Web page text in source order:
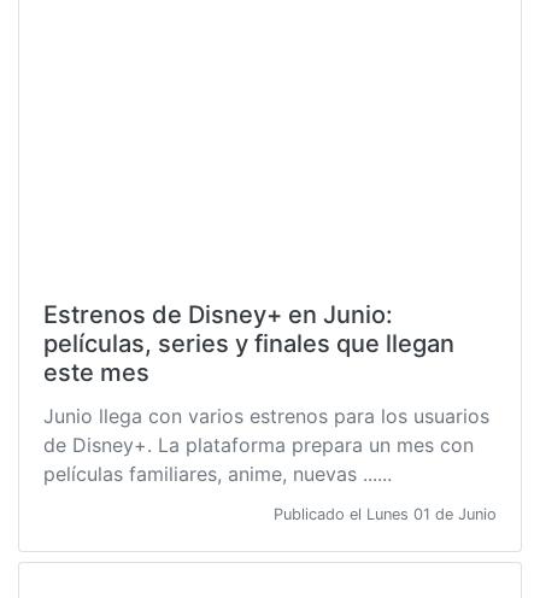
Estrenos de Disney+ en Junio:
películas, series y finales que llegan
este mes
Junio llega con varios estrenos para los usuarios
de Disney+. La plataforma prepara un mes con
películas familiares, anime, nuevas ......
Publicado el Lunes 01 de Junio